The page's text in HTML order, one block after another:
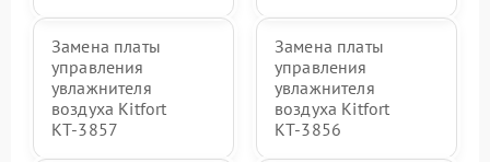
Замена платы
управления
увлажнителя
воздуха Kitfort
КТ-3857
Замена платы
управления
увлажнителя
воздуха Kitfort
КТ-3856